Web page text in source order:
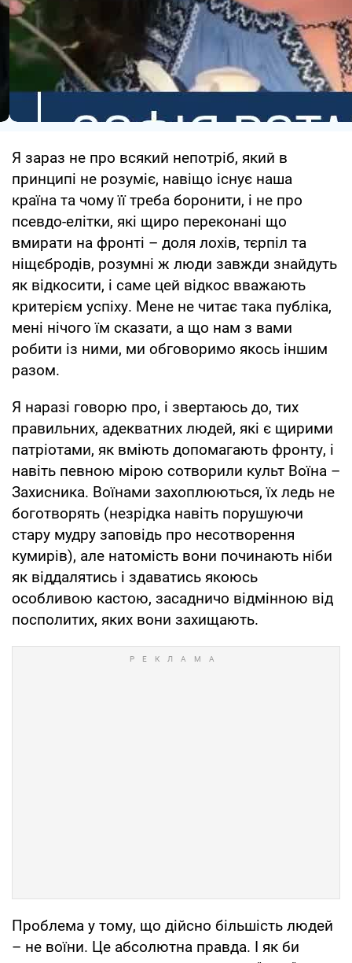
Я зараз не про всякий непотріб, який в
принципі не розуміє, навіщо існує наша
країна та чому її треба боронити, і не про
псевдо-елітки, які щиро переконані що
вмирати на фронті – доля лохів, тєрпіл та
ніщєбродів, розумні ж люди завжди знайдуть
як відкосити, і саме цей відкос вважають
критерієм успіху. Мене не читає така публіка,
мені нічого їм сказати, а що нам з вами
робити із ними, ми обговоримо якось іншим
разом.
Я наразі говорю про, і звертаюсь до, тих
правильних, адекватних людей, які є щирими
патріотами, як вміють допомагають фронту, і
навіть певною мірою сотворили культ Воїна –
Захисника. Воїнами захоплюються, їх ледь не
боготворять (незрідка навіть порушуючи
стару мудру заповідь про несотворення
кумирів), але натомість вони починають ніби
як віддалятись і здаватись якоюсь
особливою кастою, засадничо відмінною від
посполитих, яких вони захищають.
Проблема у тому, що дійсно більшість людей
– не воїни. Це абсолютна правда. І як би